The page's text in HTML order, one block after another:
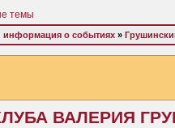
темы
информация о событиях »
ВАЛЕРИЯ